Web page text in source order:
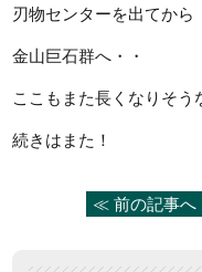
刃物センターを出てから
金山巨石群へ・・
ここもまた長くなりそう
続きはまた！
≪ 前の記事へ